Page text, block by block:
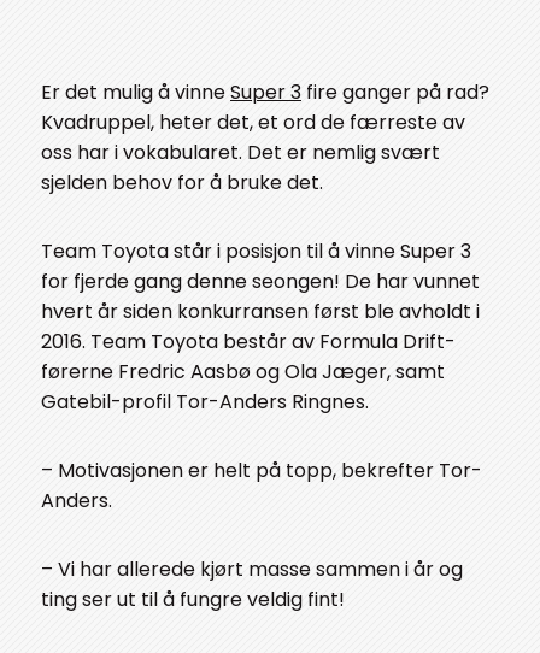
Er det mulig å vinneSuper 3 fire ganger på rad?
Kvadruppel, heter det, et ord de færreste av
oss har i vokabularet. Det er nemlig svært
sjelden behov for å bruke det.
Team Toyota står i posisjon til å vinne Super 3
for fjerde gang denne seongen! De har vunnet
hvert år siden konkurransen først ble avholdt i
2016. Team Toyota består av Formula Drift-
førerne Fredric Aasbø og Ola Jæger, samt
Gatebil-profil Tor-Anders Ringnes.
– Motivasjonen er helt på topp, bekrefter Tor-
Anders.
– Vi har allerede kjørt masse sammen i år og
ting ser ut til å fungre veldig fint!